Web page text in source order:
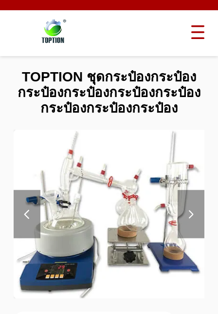
TOPTION ชุดกระป๋องกระป๋อง
กระป๋องกระป๋องกระป๋องกระป๋อง
กระป๋องกระป๋องกระป๋อง